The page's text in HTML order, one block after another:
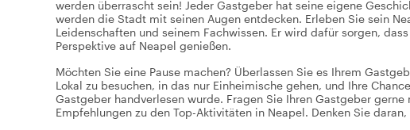
werden überrascht sein! Jeder Gastgeber hat seine eigene
werden die Stadt mit seinen Augen entdecken. Erleben Sie sein
Leidenschaften und seinem Fachwissen. Er wird dafür sorgen,
Perspektive auf Neapel genießen.
Möchten Sie eine Pause machen? Überlassen Sie es Ihrem
Lokal zu besuchen, in das nur Einheimische gehen, und Ihre
Gastgeber handverlesen wurde. Fragen Sie Ihren Gastgeber
Empfehlungen zu den Top-Aktivitäten in Neapel. Denken Sie